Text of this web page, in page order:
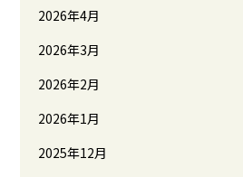
2026年4月
2026年3月
2026年2月
2026年1月
2025年12月